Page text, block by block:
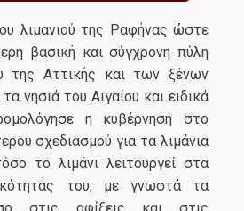
λιμανιού της Ραφήνας ώστε
βασική και σύγχρονη πύλη
της Αττικής και των ξένων
νησιά του Αιγαίου και ειδικά
η κυβέρνηση στο
σχεδιασμού για τα λιμάνια
το λιμάνι λειτουργεί στα
του, με γνωστά τα